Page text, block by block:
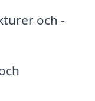
och -